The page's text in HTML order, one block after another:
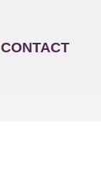
CONTACT